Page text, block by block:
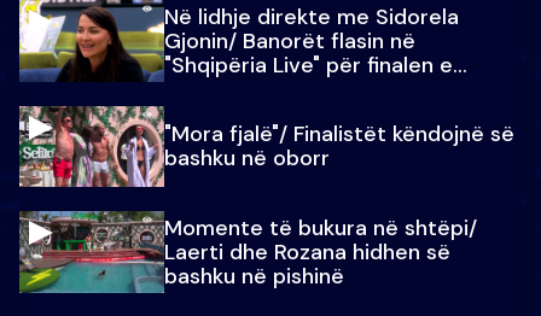
Në lidhje direkte me Sidorela
Gjonin/ Banorët flasin në
"Shqipëria Live" për finalen e
"Mora fjalë"/ Finalistët këndojnë së
bashku në oborr
Momente të bukura në shtëpi/
Laerti dhe Rozana hidhen së
bashku në pishinë